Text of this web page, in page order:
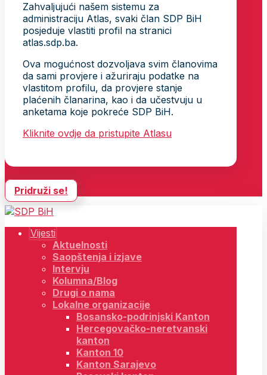
Zahvaljujući našem sistemu za
administraciju Atlas, svaki član SDP BiH
posjeduje vlastiti profil na stranici
atlas.sdp.ba.
Ova mogućnost dozvoljava svim članovima
da sami provjere i ažuriraju podatke na
vlastitom profilu, da provjere stanje
plaćenih članarina, kao i da učestvuju u
anketama koje pokreće SDP BiH.
Kliknite ovdje da pristupite Atlasu
Pridruži se!
Vijesti
Aktuelnosti
Saopštenja i izjave
Intervju
Kolumna/Blog
Drugi o nama
Lokalne organizacije
Bosansko-podrinjski Kanton
Hercegovačko-neretvanski
kanton
Kanton 10
Kanton Sarajevo